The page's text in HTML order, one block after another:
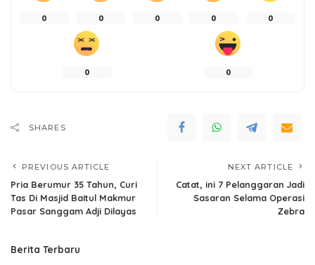
0 0 0 0 0
0 0
SHARES
PREVIOUS ARTICLE
Pria Berumur 35 Tahun, Curi
Tas Di Masjid Baitul Makmur
Pasar Sanggam Adji Dilayas
NEXT ARTICLE
Catat, ini 7 Pelanggaran Jadi
Sasaran Selama Operasi
Zebra
Berita Terbaru